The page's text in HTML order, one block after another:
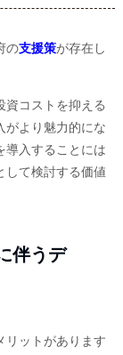
の支援策が存在し
資コストを抑える
がより魅力的にな
導入することには
して検討する価値
伴うデ
リットがあります